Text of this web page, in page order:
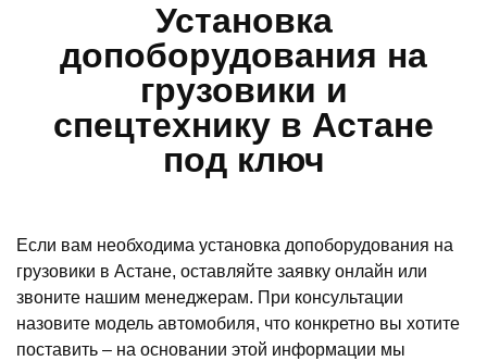
Установка
допоборудования на
грузовики и
спецтехнику в Астане
под ключ
Если вам необходима установка допоборудования на
грузовики в Астане, оставляйте заявку онлайн или
звоните нашим менеджерам. При консультации
назовите модель автомобиля, что конкретно вы хотите
поставить – на основании этой информации мы